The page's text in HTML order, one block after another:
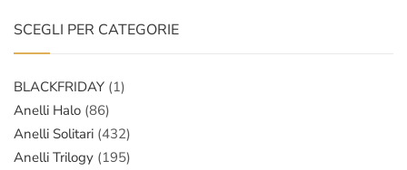
SCEGLI PER CATEGORIE
BLACKFRIDAY (1)
Anelli Halo (86)
Anelli Solitari (432)
Anelli Trilogy (195)